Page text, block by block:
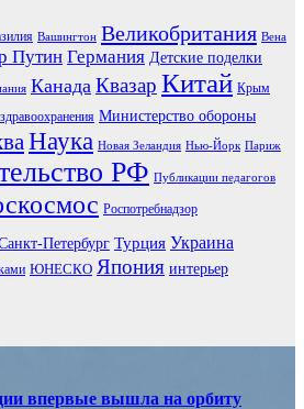
Вашингтон Великобритания Вена
Путин Германия Детские поделки
Канада Квазар Китай Крым
Министерство обороны
Наука Новая Зеландия Нью-Йорк Париж
РФ Публикации педагогов
Роспотребнадзор
Петербург Турция Украина
ЮНЕСКО Япония интерьер
впервые вышла на орбиту